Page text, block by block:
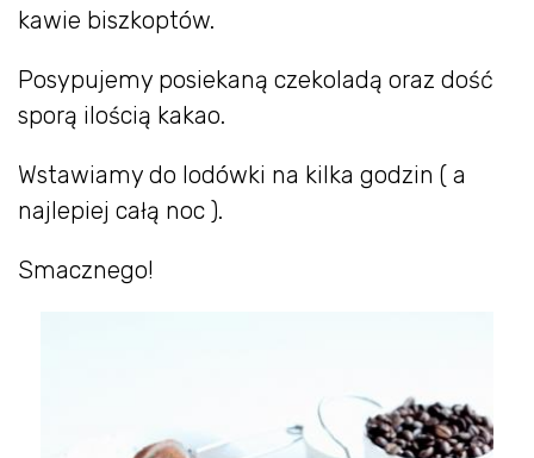
kawie biszkoptów.
Posypujemy posiekaną czekoladą oraz dość
sporą ilością kakao.
Wstawiamy do lodówki na kilka godzin ( a
najlepiej całą noc ).
Smacznego!